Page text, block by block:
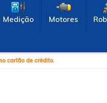
Medição Motores